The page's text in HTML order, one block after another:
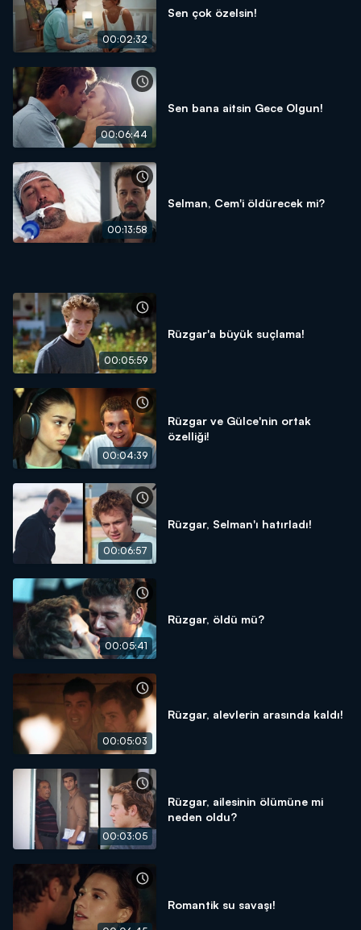
00:02:32
Sen çok özelsin!
00:06:44
Sen bana aitsin Gece Olgun!
00:13:58
Selman, Cem'i öldürecek mi?
00:05:59
Rüzgar'a büyük suçlama!
00:04:39
Rüzgar ve Gülce'nin ortak
özelliği!
00:06:57
Rüzgar, Selman'ı hatırladı!
00:05:41
Rüzgar, öldü mü?
00:05:03
Rüzgar, alevlerin arasında kaldı!
00:03:05
Rüzgar, ailesinin ölümüne mi
neden oldu?
Romantik su savaşı!